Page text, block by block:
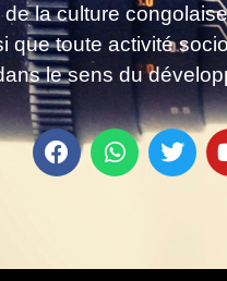
de la culture
que toute activité
le sens du